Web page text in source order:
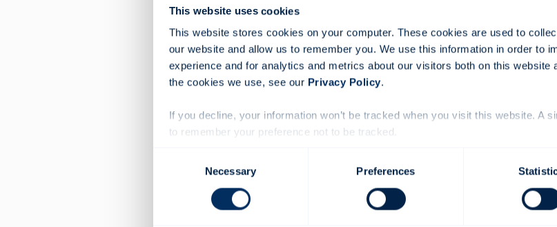
This website uses cookies
This website stores cookies on your computer. These cookies are used to
our website and allow us to remember you. We use this information in order to
experience and for analytics and metrics about our visitors both on this website
the cookies we use, see our Privacy Policy.
If you decline, your information won’t be tracked when you visit this website. A
to remember your preference not to be tracked.
Necessary Preferences
23:59:59 (UTC). Les deux meilleurs pilotes seront invités à
jeu Head to Head qui aura lieu à Bologne, en Italie, le 7 décembre
l'Assemblée générale annuelle de la FIA.
Que le conducteur le plus sûr et le plus intelligent gagne !